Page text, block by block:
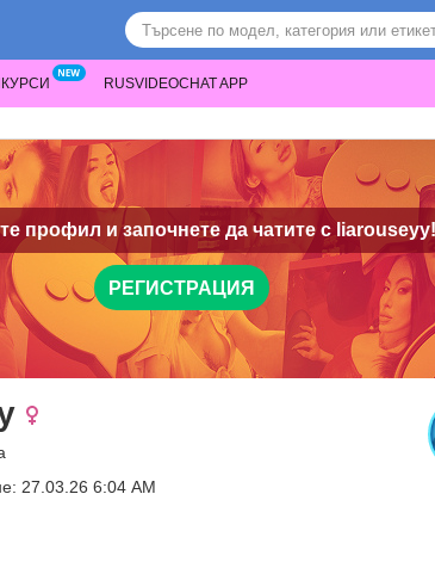
RUSVIDEOCHAT APP
профил и започнете да чатите с liarouseyy!
РЕГИСТРАЦИЯ
27.03.26 6:04 AM